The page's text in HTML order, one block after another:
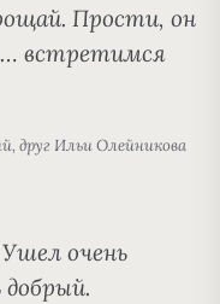
Прости, он
встретимся
друг Ильи Олейникова
очень